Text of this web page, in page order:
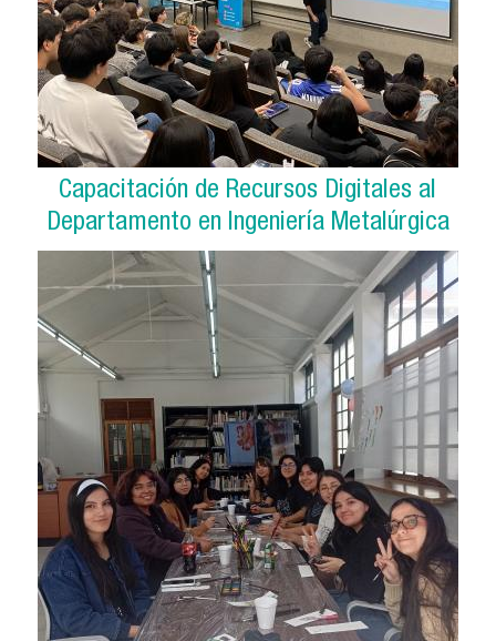
Capacitación de Recursos Digitales al
Departamento en Ingeniería Metalúrgica